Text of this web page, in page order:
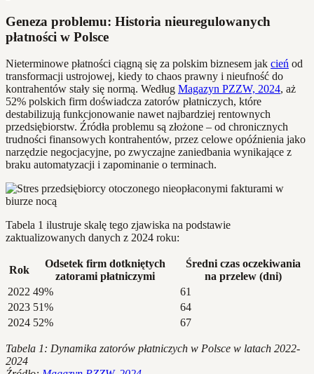
Geneza problemu: Historia nieuregulowanych
płatności w Polsce
Nieterminowe płatności ciągną się za polskim biznesem jak cień od
transformacji ustrojowej, kiedy to chaos prawny i nieufność do
kontrahentów stały się normą. Według Magazyn PZZW, 2024, aż
52% polskich firm doświadcza zatorów płatniczych, które
destabilizują funkcjonowanie nawet najbardziej rentownych
przedsiębiorstw. Źródła problemu są złożone – od chronicznych
trudności finansowych kontrahentów, przez celowe opóźnienia jako
narzędzie negocjacyjne, po zwyczajne zaniedbania wynikające z
braku automatyzacji i zapominanie o terminach.
Tabela 1 ilustruje skalę tego zjawiska na podstawie
zaktualizowanych danych z 2024 roku:
Rok
Odsetek firm dotkniętych
zatorami płatniczymi
Średni czas oczekiwania
na przelew (dni)
2022 49%
61
2023 51%
64
2024 52% 67
Tabela 1: Dynamika zatorów płatniczych w Polsce w latach 2022-
2024